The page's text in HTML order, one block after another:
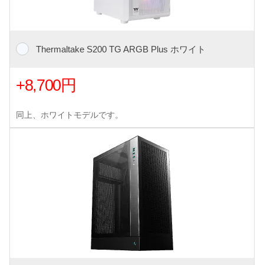
Thermaltake S200 TG ARGB Plus ホワイト
+8,700円
同上、ホワイトモデルです。